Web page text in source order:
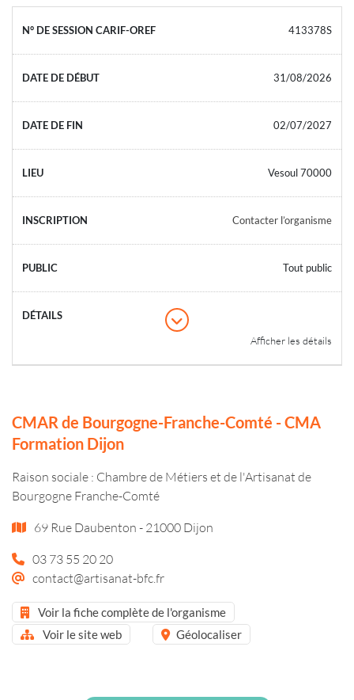
413378S
31/08/2026
02/07/2027
Vesoul 70000
Contacter l’organisme
Tout public
Afficher les détails
CMAR de Bourgogne-Franche-Comté - CMA
Formation Dijon
Raison sociale : Chambre de Métiers et de l'Artisanat de
Bourgogne Franche-Comté
69 Rue Daubenton - 21000 Dijon
03 73 55 20 20
contact@artisanat-bfc.fr
Voir la fiche complète de l'organisme
Voir le site web
Géolocaliser